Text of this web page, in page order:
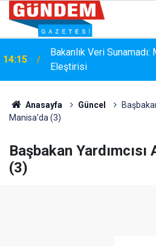
14:15
Bakanlık Veri
Eleştirisi
Anasayfa Güncel
Manisa'da (3)
Başbakan
(3)